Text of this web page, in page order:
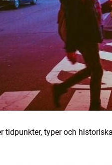
tidpunkter, typer och